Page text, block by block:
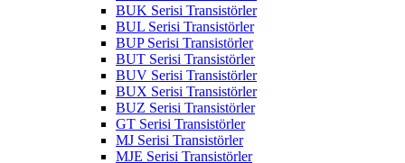
BUK Serisi Transistörler
BUL Serisi Transistörler
BUP Serisi Transistörler
BUT Serisi Transistörler
BUV Serisi Transistörler
BUX Serisi Transistörler
BUZ Serisi Transistörler
GT Serisi Transistörler
MJ Serisi Transistörler
MJE Serisi Transistörler